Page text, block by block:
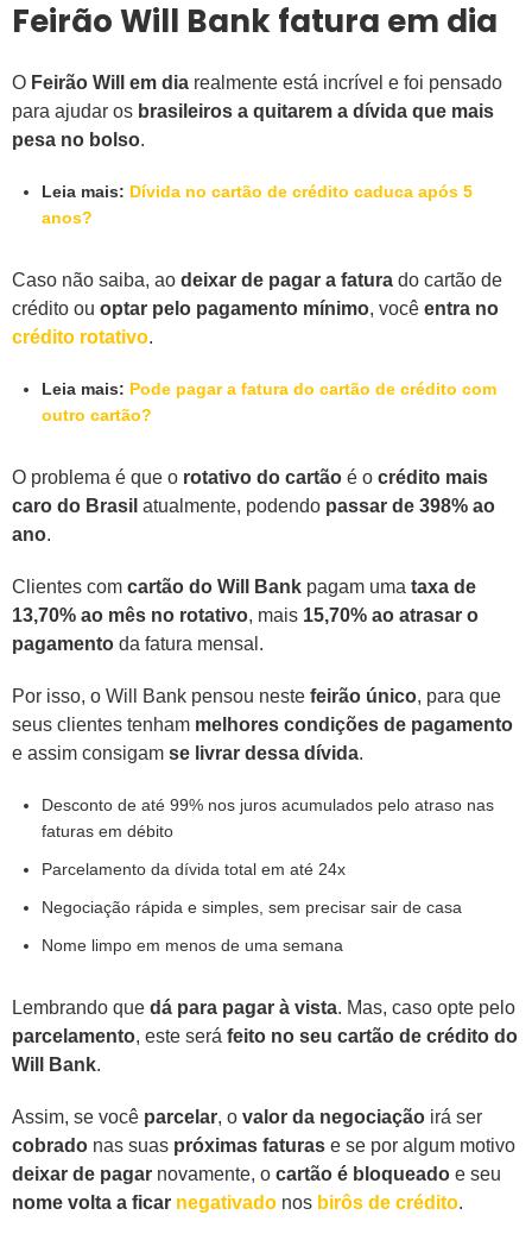
Feirão Will Bank fatura em dia
O Feirão Will em dia realmente está incrível e foi pensado
para ajudar os brasileiros a quitarem a dívida que mais
pesa no bolso.
Leia mais: Dívida no cartão de crédito caduca após 5
anos?
Caso não saiba, ao deixar de pagar a fatura do cartão de
crédito ou optar pelo pagamento mínimo, você entra no
crédito rotativo.
Leia mais: Pode pagar a fatura do cartão de crédito com
outro cartão?
O problema é que o rotativo do cartão é o crédito mais
caro do Brasil atualmente, podendo passar de 398% ao
ano.
Clientes com cartão do Will Bank pagam uma taxa de
13,70% ao mês no rotativo, mais 15,70% ao atrasar o
pagamento da fatura mensal.
Por isso, o Will Bank pensou neste feirão único, para que
seus clientes tenham melhores condições de pagamento
e assim consigam se livrar dessa dívida.
Desconto de até 99% nos juros acumulados pelo atraso nas
faturas em débito
Parcelamento da dívida total em até 24x
Negociação rápida e simples, sem precisar sair de casa
Nome limpo em menos de uma semana
Lembrando que dá para pagar à vista. Mas, caso opte pelo
parcelamento, este será feito no seu cartão de crédito do
Will Bank.
Assim, se você parcelar, o valor da negociação irá ser
cobrado nas suas próximas faturas e se por algum motivo
deixar de pagar novamente, o cartão é bloqueado e seu
nome volta a ficar negativado nos birôs de crédito.